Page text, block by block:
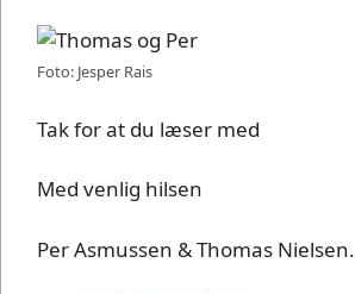
Foto: Jesper Rais
Tak for at du læser med
Med venlig hilsen
Per Asmussen & Thomas Nielsen.